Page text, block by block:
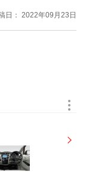
日： 2022年09月23日